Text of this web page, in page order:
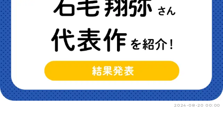
実写化映画一覧
今期アニメ曜日別一覧
春アニメ 夏アニメ
2024-08-20 00:00